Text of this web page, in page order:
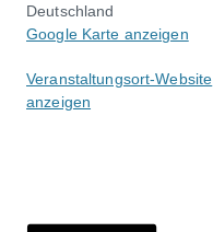
Deutschland
Google Karte anzeigen
Veranstaltungsort-Website
anzeigen